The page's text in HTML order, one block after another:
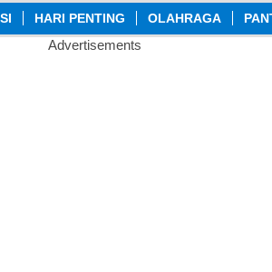
HARI PENTING OLAHRAGA
Advertisements